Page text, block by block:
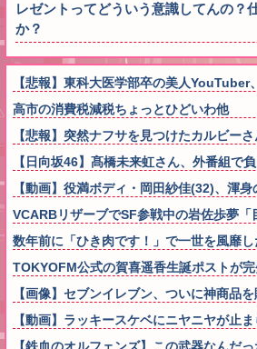
レゼントってどういう意識してんの？
か？
【悲報】東科大医学部卒の美人YouTuber
高市の消費税減税ちょっとひどいわ他
【悲報】突然ナフサを見つけたカルビー
【日向坂46】髙橋未来虹さん、外番組で
【動画】役満ボディ・岡田紗佳(32)、渾
VCARBリザーブでSF参戦中の岩佐歩夢
数年前に「ひき肉です！」で一世を風靡
TOKYOFM公式の賀喜遥香生誕ポストが
【画像】セブンイレブン、ついに神商品
【動画】ラッキースケベにニヤニヤが止